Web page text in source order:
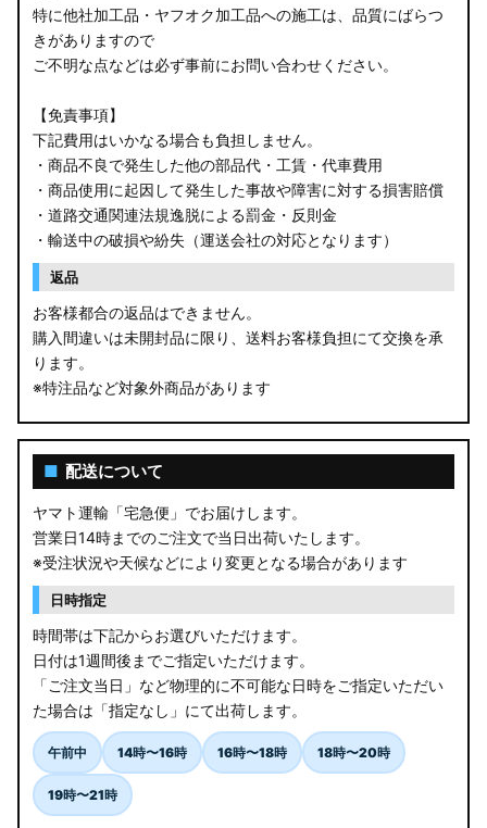
特に他社加工品・ヤフオク加工品への施工は、品質にばらつ
きがありますので
ご不明な点などは必ず事前にお問い合わせください。
【免責事項】
下記費用はいかなる場合も負担しません。
・商品不良で発生した他の部品代・工賃・代車費用
・商品使用に起因して発生した事故や障害に対する損害賠償
・道路交通関連法規逸脱による罰金・反則金
・輸送中の破損や紛失（運送会社の対応となります）
返品
お客様都合の返品はできません。
購入間違いは未開封品に限り、送料お客様負担にて交換を承
ります。
※特注品など対象外商品があります
■ 配送について
ヤマト運輸「宅急便」でお届けします。
営業日14時までのご注文で当日出荷いたします。
※受注状況や天候などにより変更となる場合があります
日時指定
時間帯は下記からお選びいただけます。
日付は1週間後までご指定いただけます。
「ご注文当日」など物理的に不可能な日時をご指定いただい
た場合は「指定なし」にて出荷します。
午前中 14時〜16時 16時〜18時 18時〜20時
19時〜21時